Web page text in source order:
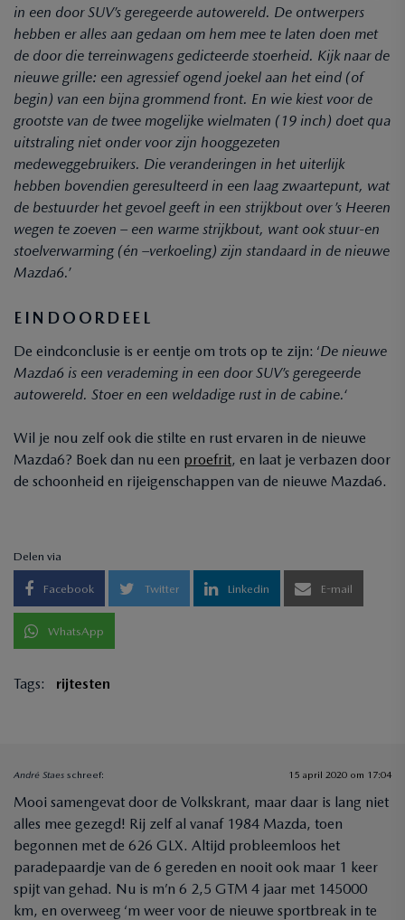
in een door SUV’s geregeerde autowereld. De ontwerpers
hebben er alles aan gedaan om hem mee te laten doen met
de door die terreinwagens gedicteerde stoerheid. Kijk naar de
nieuwe grille: een agressief ogend joekel aan het eind (of
begin) van een bijna grommend front. En wie kiest voor de
grootste van de twee mogelijke wielmaten (19 inch) doet qua
uitstraling niet onder voor zijn hooggezeten
medeweggebruikers. Die veranderingen in het uiterlijk
hebben bovendien geresulteerd in een laag zwaartepunt, wat
de bestuurder het gevoel geeft in een strijkbout over ’s Heeren
wegen te zoeven – een warme strijkbout, want ook stuur-en
stoelverwarming (én –verkoeling) zijn standaard in de nieuwe
Mazda6.’
EINDOORDEEL
De eindconclusie is er eentje om trots op te zijn: ‘De nieuwe
Mazda6 is een verademing in een door SUV’s geregeerde
autowereld. Stoer en een weldadige rust in de cabine.‘
Wil je nou zelf ook die stilte en rust ervaren in de nieuwe
Mazda6? Boek dan nu een proefrit, en laat je verbazen door
de schoonheid en rijeigenschappen van de nieuwe Mazda6.
Delen via
Facebook Twitter Linkedin E-mail
WhatsApp
Tags: rijtesten
André Staes schreef: 15 april 2020 om 17:04
Mooi samengevat door de Volkskrant, maar daar is lang niet
alles mee gezegd! Rij zelf al vanaf 1984 Mazda, toen
begonnen met de 626 GLX. Altijd probleemloos het
paradepaardje van de 6 gereden en nooit ook maar 1 keer
spijt van gehad. Nu is m’n 6 2,5 GTM 4 jaar met 145000
km, en overweeg ‘m weer voor de nieuwe sportbreak in te